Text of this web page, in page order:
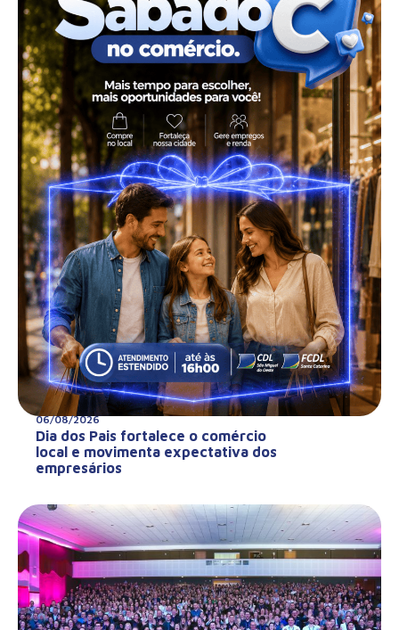
06/08/2026
Dia dos Pais fortalece o comércio
local e movimenta expectativa dos
empresários